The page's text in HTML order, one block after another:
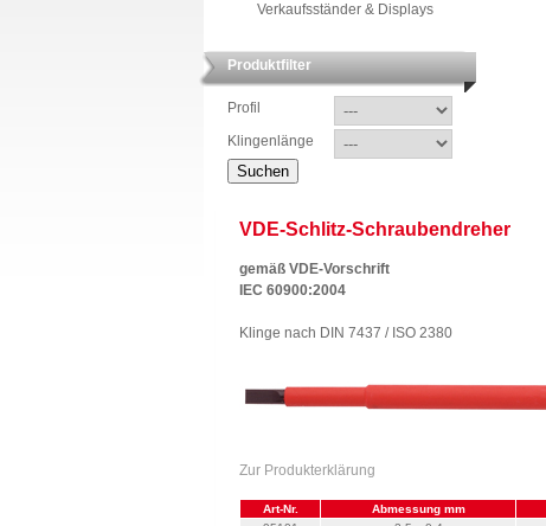
Verkaufsständer & Displays
Produktfilter
Profil
Klingenlänge
VDE-Schlitz-Schraubendreher
gemäß VDE-Vorschrift
IEC 60900:2004
Klinge nach DIN 7437 / ISO 2380
Zur Produkterklärung
Art-Nr. Abmessung mm